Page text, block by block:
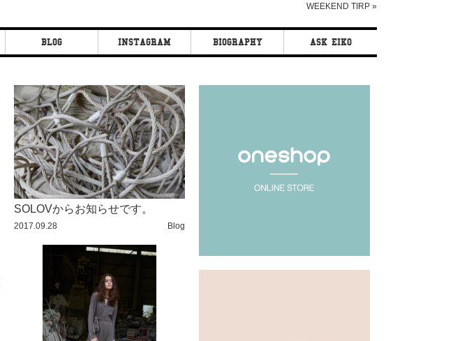
WEEKEND TIRP »
BLOG
FAN
CLEIPATRA FIG
CLEOPATRA EYE
SOU
MIYA
INSTAGRAM BIOGRAPHY ASK EIKO
SOLOVからお知らせです。
2017.09.28 Blog